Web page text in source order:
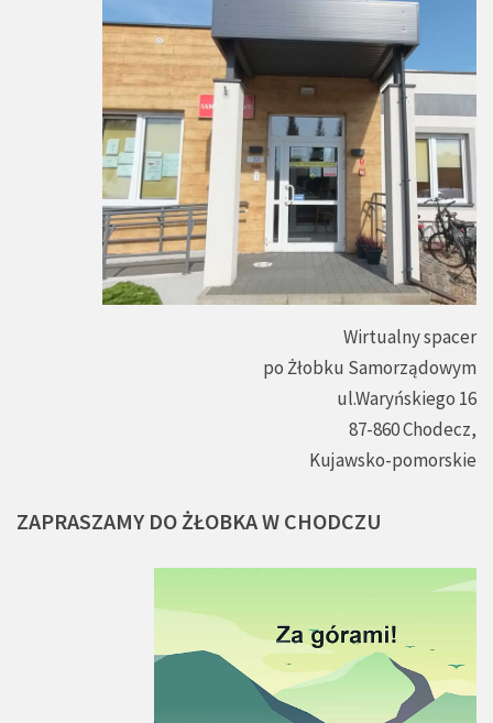
Wirtualny spacer
po Żłobku Samorządowym
ul.Waryńskiego 16
87-860 Chodecz,
Kujawsko-pomorskie
ZAPRASZAMY DOŻŁOBKAW CHODCZU